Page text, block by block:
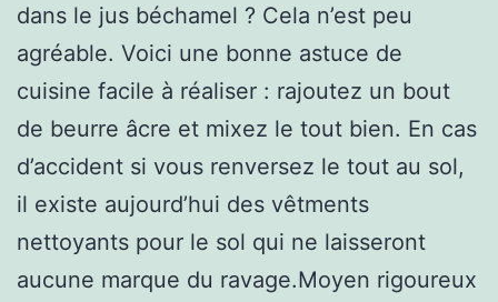
dans le jus béchamel ? Cela n’est peu
agréable. Voici une bonne astuce de
cuisine facile à réaliser : rajoutez un bout
de beurre âcre et mixez le tout bien. En cas
d’accident si vous renversez le tout au sol,
il existe aujourd’hui des vêtments
nettoyants pour le sol qui ne laisseront
aucune marque du ravage.Moyen rigoureux